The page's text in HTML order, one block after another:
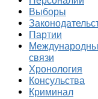
Выборы
Партии
связи
Хронология
Консульства
Криминал